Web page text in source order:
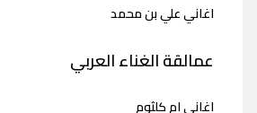
اغاني علي بن محمد
عمالقة الغناء العربي
اغاني ام كلثوم